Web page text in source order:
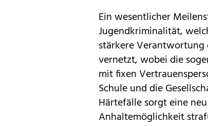
Ein wesentlicher
Jugendkriminalität,
stärkere Verantwortung
vernetzt, wobei die
mit fixen
Schule und die
Härtefälle sorgt eine
Anhaltemöglichkeit